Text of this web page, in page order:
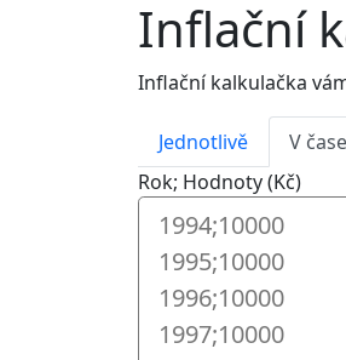
Inflační
Inflační kalkulačka
Jednotlivě
V čase
Rok; Hodnoty (Kč)